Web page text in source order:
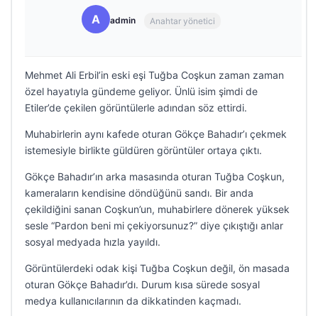
A admin Anahtar yönetici
Mehmet Ali Erbil’in eski eşi Tuğba Coşkun zaman zaman
özel hayatıyla gündeme geliyor. Ünlü isim şimdi de
Etiler’de çekilen görüntülerle adından söz ettirdi.
Muhabirlerin aynı kafede oturan Gökçe Bahadır’ı çekmek
istemesiyle birlikte güldüren görüntüler ortaya çıktı.
Gökçe Bahadır’ın arka masasında oturan Tuğba Coşkun,
kameraların kendisine döndüğünü sandı. Bir anda
çekildiğini sanan Coşkun’un, muhabirlere dönerek yüksek
sesle “Pardon beni mi çekiyorsunuz?” diye çıkıştığı anlar
sosyal medyada hızla yayıldı.
Görüntülerdeki odak kişi Tuğba Coşkun değil, ön masada
oturan Gökçe Bahadır’dı. Durum kısa sürede sosyal
medya kullanıcılarının da dikkatinden kaçmadı.